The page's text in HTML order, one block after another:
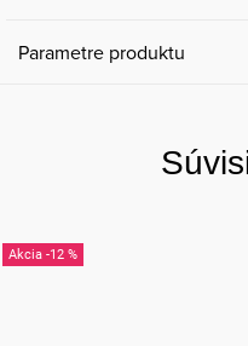
Parametre produktu
-12 %